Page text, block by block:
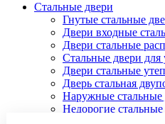
Стальные двери
Гнутые стальные
Двери входные
Двери стальные
Стальные двери
Двери стальные
Дверь стальная
Наружные стальные
Недорогие стальные